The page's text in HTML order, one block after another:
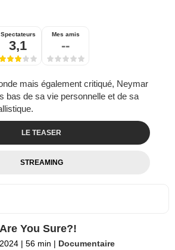
Spectateurs
3,1
Mes amis
--
mais également critiqué, Neymar
bas de sa vie personnelle et de sa
LE TEASER
STREAMING
Are You Sure?!
2024 | 56 min | Documentaire